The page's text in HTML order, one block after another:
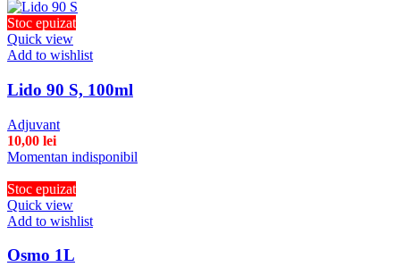
Stoc epuizat
Quick view
Add to wishlist
Lido 90 S, 100ml
Adjuvant
10,00 lei
Momentan indisponibil
Stoc epuizat
Quick view
Add to wishlist
Osmo 1L